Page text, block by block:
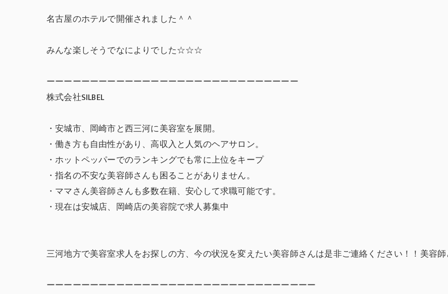
名古屋のホテルで開催されました＾＾
みんな楽しそうでなによりでした☆☆☆
ーーーーーーーーーーーーーーーーーーーーーーーーーーーーー
株式会社SILBEL
・安城市、岡崎市と西三河に美容室を展開。
・働き方も自由性があり、高収入と人気のヘアサロン。
・ホットペッパーでのランキングでも常に上位をキープ
・指名の不安な美容師さんも困ることがありません。
・ママさん美容師さんも多数在籍、安心して求職可能です。
・現在は安城店、岡崎店の美容院で求人募集中
三河地方で美容室求人をお探しの方、今の状況を変えたい美容師さんは是非ご連絡ください！！美容
ーーーーーーーーーーーーーーーーーーーーーーーーーーーーーーー